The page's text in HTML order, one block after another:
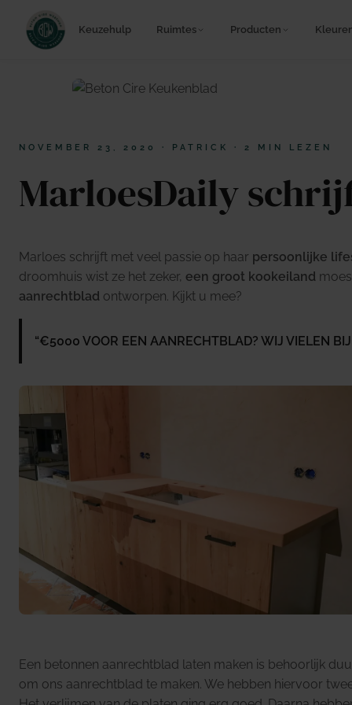
Keuzehulp Ruimtes Producten
NOVEMBER 23, 2020 · PATRICK · 2 MIN LEZEN
MarloesDaily
Marloes schrijft met veel passie op haar persoonlijke
droomhuis wist ze het zeker, een groot kookeiland
aanrechtblad ontworpen. Kijkt u mee?
“€5000 VOOR EEN AANRECHTBLAD? WIJ VIELEN
Een betonnen aanrechtblad laten maken is behoorlijk
om ons aanrechtblad te maken. We hebben hiervoor